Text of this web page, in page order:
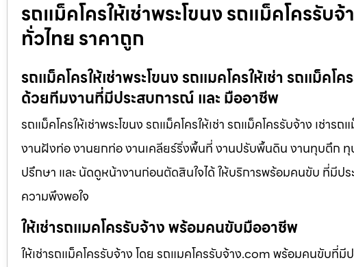
รถแม็คโครให้เช่าพระโขนง รถแม็คโครรับ
ทั่วไทย ราคาถูก
รถแม็คโครให้เช่าพระโขนง รถแมคโครให้เช่า รถแม็ค
ด้วยทีมงานที่มีประสบการณ์ และ มืออาชีพ
รถแม็คโครให้เช่าพระโขนง รถแม็คโครให้เช่า รถแม็คโครรับจ้าง เช่า
งานฝังท่อ งานยกท่อ งานเคลียร์ริ่งพื้นที่ งานปรับพื้นดิน งานทุบตึก ทุ
ปรึกษา และ นัดดูหน้างานก่อนตัดสินใจได้ ให้บริการพร้อมคนขับ ที่มีป
ความพึงพอใจ
ให้เช่ารถแมคโครรับจ้าง พร้อมคนขับมืออาชีพ
ให้เช่ารถแม็คโครรับจ้าง โดย รถแมคโครรับจ้าง.com พร้อมคนขับที่